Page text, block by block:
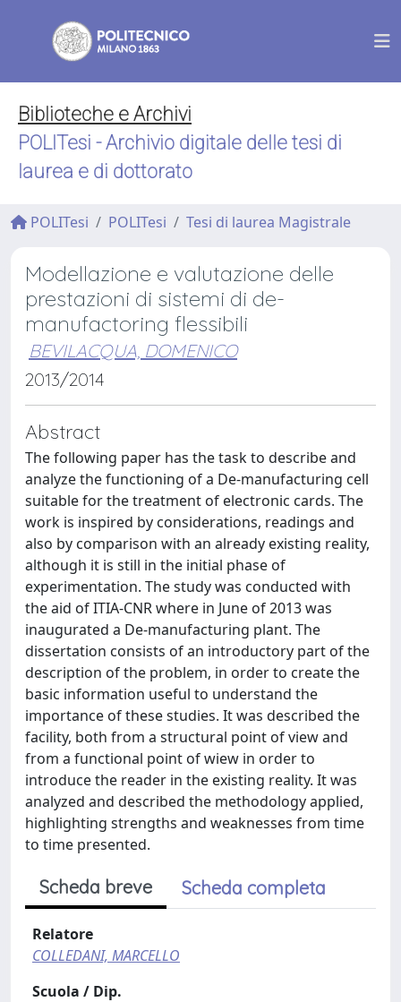
Biblioteche e Archivi
POLITesi - Archivio digitale delle tesi di
laurea e di dottorato
POLITesi POLITesi Tesi di laurea Magistrale
Modellazione e valutazione delle
prestazioni di sistemi di de-
manufactoring flessibili
BEVILACQUA, DOMENICO
2013/2014
Abstract
The following paper has the task to describe and
analyze the functioning of a De-manufacturing cell
suitable for the treatment of electronic cards. The
work is inspired by considerations, readings and
also by comparison with an already existing reality,
although it is still in the initial phase of
experimentation. The study was conducted with
the aid of ITIA-CNR where in June of 2013 was
inaugurated a De-manufacturing plant. The
dissertation consists of an introductory part of the
description of the problem, in order to create the
basic information useful to understand the
importance of these studies. It was described the
facility, both from a structural point of view and
from a functional point of wiew in order to
introduce the reader in the existing reality. It was
analyzed and described the methodology applied,
highlighting strengths and weaknesses from time
to time presented.
Scheda breve Scheda completa
Relatore
COLLEDANI, MARCELLO
Scuola / Dip.